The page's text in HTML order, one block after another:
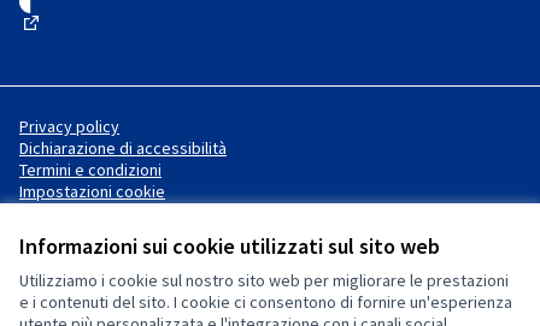
Informazioni sui cookie utilizzati sul sito web
Utilizziamo i cookie sul nostro sito web per migliorare le prestazioni
e i contenuti del sito. I cookie ci consentono di fornire un'esperienza
Privacy policy
Dichiarazione di accessibilità
Termini e condizioni
Impostazioni cookie
Licenza Creative Commons
(Collegamento esterno)
Sito web creato consoftware
libero
.